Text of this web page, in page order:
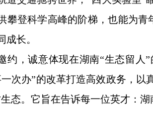
攀登科学高峰的阶梯，也能为
成长。
约，诚意体现在湖南“生态留人
一次办”的改革打造高效政务，
态。它旨在告诉每一位英才：